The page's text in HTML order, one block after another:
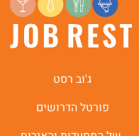
ג'וב רסט
פורטל הדרושים